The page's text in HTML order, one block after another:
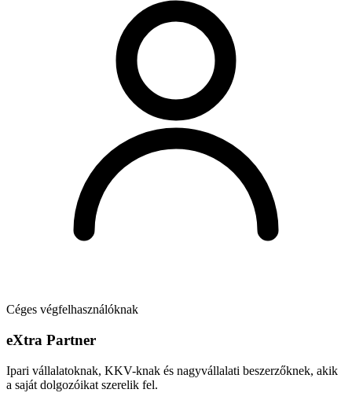
Céges végfelhasználóknak
eXtra Partner
Ipari vállalatoknak, KKV-knak és nagyvállalati beszerzőknek, akik
a saját dolgozóikat szerelik fel.